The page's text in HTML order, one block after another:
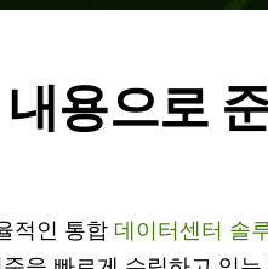
용으로
적인 통합 데이터센터 솔